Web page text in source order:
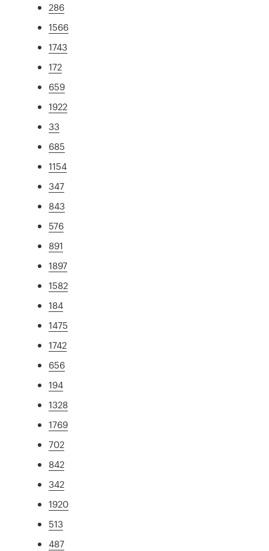
286
1566
1743
172
659
1922
33
685
1154
347
843
576
891
1897
1582
184
1475
1742
656
194
1328
1769
702
842
342
1920
513
487